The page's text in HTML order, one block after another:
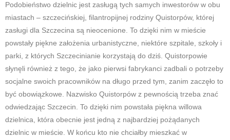
Podobieństwo dzielnic jest zasługą tych samych inwestorów w obu
miastach – szczecińskiej, filantropijnej rodziny Quistorpów, której
zasługi dla Szczecina są nieocenione. To dzięki nim w mieście
powstały piękne założenia urbanistyczne, niektóre szpitale, szkoły i
parki, z których Szczecinianie korzystają do dziś. Quistorpowie
słynęli również z tego, że jako pierwsi fabrykanci zadbali o potrzeby
socjalne swoich pracowników na długo przed tym, zanim zaczęło to
być obowiązkowe. Nazwisko Quistorpów z pewnością trzeba znać
odwiedzając Szczecin. To dzięki nim powstała piękna willowa
dzielnica, która obecnie jest jedną z najbardziej pożądanych
dzielnic w mieście. W końcu kto nie chciałby mieszkać w